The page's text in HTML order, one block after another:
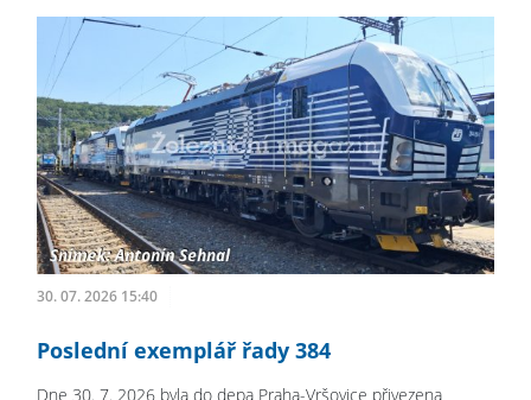
30. 07. 2026 15:40
Poslední exemplář řady 384
Dne 30. 7. 2026 byla do depa Praha-Vršovice přivezena